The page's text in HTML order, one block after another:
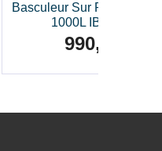
Basculeur Sur Pieds Pour
1000L IBC GRV...
Prix
990,00 €